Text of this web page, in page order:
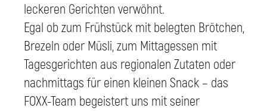
leckeren Gerichten verwöhnt.
Egal ob zum Frühstück mit belegten Brötchen,
Brezeln oder Müsli, zum Mittagessen mit
Tagesgerichten aus regionalen Zutaten oder
nachmittags für einen kleinen Snack – das
FOXX-Team begeistert uns mit seiner